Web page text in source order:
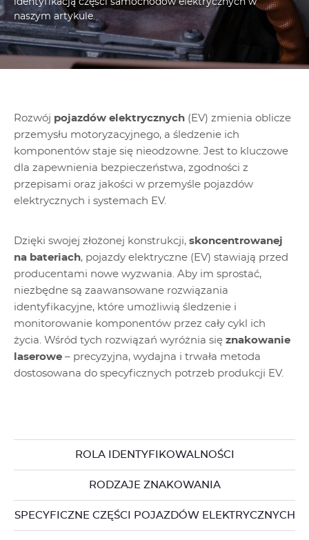
identyfikacją części samochodów elektrycznych w
naszym artykule.
Rozwój pojazdów elektrycznych (EV) zmienia oblicze
przemysłu motoryzacyjnego, a śledzenie ich
komponentów staje się nieodzowne. Jest to kluczowe
dla zapewnienia bezpieczeństwa, zgodności z
przepisami oraz jakości w przemyśle pojazdów
elektrycznych i systemach EV.
Dzięki swojej złożonej konstrukcji, skoncentrowanej
na bateriach, pojazdy elektryczne (EV) stawiają przed
producentami nowe wyzwania. Aby im sprostać,
niezbędne są zaawansowane rozwiązania
identyfikacyjne, które umożliwią śledzenie i
monitorowanie komponentów przez cały cykl ich
życia. Wśród tych rozwiązań wyróżnia się znakowanie
laserowe – precyzyjna, wydajna i trwała metoda
dostosowana do specyficznych potrzeb produkcji EV.
ROLA IDENTYFIKOWALNOŚCI
RODZAJE ZNAKOWANIA
SPECYFICZNE CZĘŚCI POJAZDÓW ELEKTRYCZNYCH